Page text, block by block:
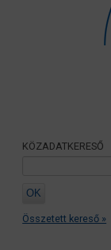
KÖZADATKERESŐ
Összetett kereső »